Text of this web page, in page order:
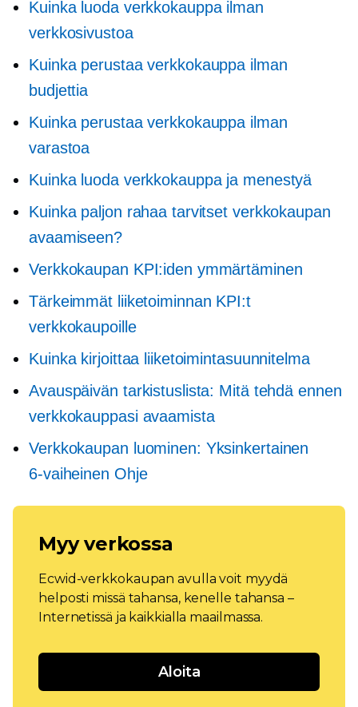
Kuinka luoda verkkokauppa ilman
verkkosivustoa
Kuinka perustaa verkkokauppa ilman
budjettia
Kuinka perustaa verkkokauppa ilman
varastoa
Kuinka luoda verkkokauppa ja menestyä
Kuinka paljon rahaa tarvitset verkkokaupan
avaamiseen?
Verkkokaupan KPI:iden ymmärtäminen
Tärkeimmät liiketoiminnan KPI:t
verkkokaupoille
Kuinka kirjoittaa liiketoimintasuunnitelma
Avauspäivän tarkistuslista: Mitä tehdä ennen
verkkokauppasi avaamista
Verkkokaupan luominen: Yksinkertainen
6-vaiheinen Ohje
Myy verkossa
Ecwid-verkkokaupan avulla voit myydä
helposti missä tahansa, kenelle tahansa –
Internetissä ja kaikkialla maailmassa.
Aloita